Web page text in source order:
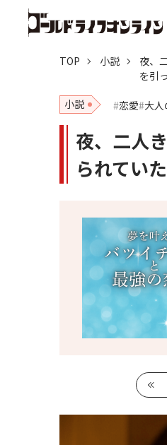
TOP 小説
夜、
を引
小説
恋愛 大人
夜、二人
られてい